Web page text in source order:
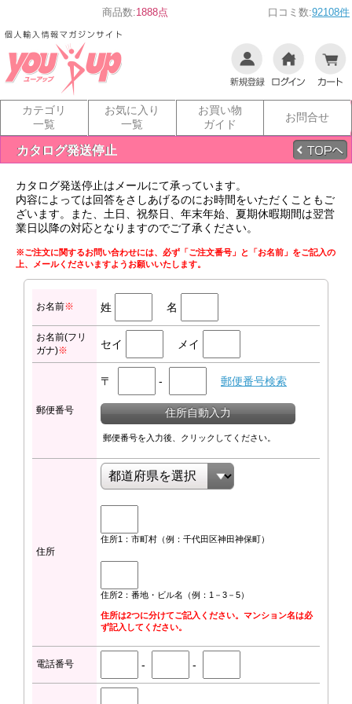
商品数:1888点 口コミ数:92108件
カテゴリ
一覧
お気に入り
一覧
お買い物
ガイド
お問合せ
カタログ発送停止
カタログ発送停止はメールにて承っています。
内容によっては回答をさしあげるのにお時間をいただくこともご
ざいます。また、土日、祝祭日、年末年始、夏期休暇期間は翌営
業日以降の対応となりますのでご了承ください。
※ご注文に関するお問い合わせには、必ず「ご注文番号」と「お名前」をご記入の
上、メールくださいますようお願いいたします。
お名前※ 姓 名
お名前(フリ
ガナ)※ セイ メイ
郵便番号
〒 - 郵便番号検索
住所自動入力
郵便番号を入力後、クリックしてください。
住所
住所1：市町村（例：千代田区神田神保町）
住所2：番地・ビル名（例：1－3－5）
住所は2つに分けてご記入ください。マンション名は必
ず記入してください。
電話番号 - -